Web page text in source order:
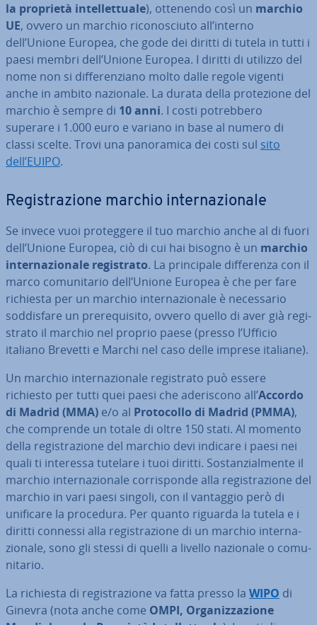
la proprietà in­tel­let­tua­le), ottenendo così un marchio
UE, ovvero un marchio ri­co­no­sciu­to all’interno
dell’Unione Europea, che gode dei diritti di tutela in tutti i
paesi membri dell’Unione Europea. I diritti di utilizzo del
nome non si dif­fe­ren­zia­no molto dalle regole vigenti
anche in ambito nazionale. La durata della pro­te­zio­ne del
marchio è sempre di 10 anni. I costi po­treb­be­ro
superare i 1.000 euro e variano in base al numero di
classi scelte. Trovi una pa­no­ra­mi­ca dei costi sul sito
dell’EUIPO.
Re­gi­stra­zio­ne marchio in­ter­na­zio­na­le
Se invece vuoi pro­teg­ge­re il tuo marchio anche al di fuori
dell’Unione Europea, ciò di cui hai bisogno è un marchio
in­ter­na­zio­na­le re­gi­stra­to. La prin­ci­pa­le dif­fe­ren­za con il
marco co­mu­ni­ta­rio dell’Unione Europea è che per fare
richiesta per un marchio in­ter­na­zio­na­le è ne­ces­sa­rio
sod­di­sfa­re un pre­re­qui­si­to, ovvero quello di aver già re­gi­
stra­to il marchio nel proprio paese (presso l’Ufficio
italiano Brevetti e Marchi nel caso delle imprese italiane).
Un marchio in­ter­na­zio­na­le re­gi­stra­to può essere
richiesto per tutti quei paesi che ade­ri­sco­no all’Accordo
di Madrid (MMA) e/o al Pro­to­col­lo di Madrid (PMMA),
che comprende un totale di oltre 150 stati. Al momento
della re­gi­stra­zio­ne del marchio devi indicare i paesi nei
quali ti interessa tutelare i tuoi diritti. So­stan­zial­men­te il
marchio in­ter­na­zio­na­le cor­ri­spon­de alla re­gi­stra­zio­ne del
marchio in vari paesi singoli, con il vantaggio però di
unificare la procedura. Per quanto riguarda la tutela e i
diritti connessi alla re­gi­stra­zio­ne di un marchio in­ter­na­
zio­na­le, sono gli stessi di quelli a livello nazionale o co­mu­
ni­ta­rio.
La richiesta di re­gi­stra­zio­ne va fatta presso la WIPO di
Ginevra (nota anche come OMPI, Or­ga­niz­za­zio­ne